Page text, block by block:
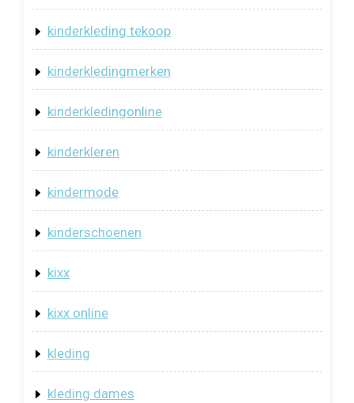
kinderkleding tekoop
kinderkledingmerken
kinderkledingonline
kinderkleren
kindermode
kinderschoenen
kixx
kixx online
kleding
kleding dames